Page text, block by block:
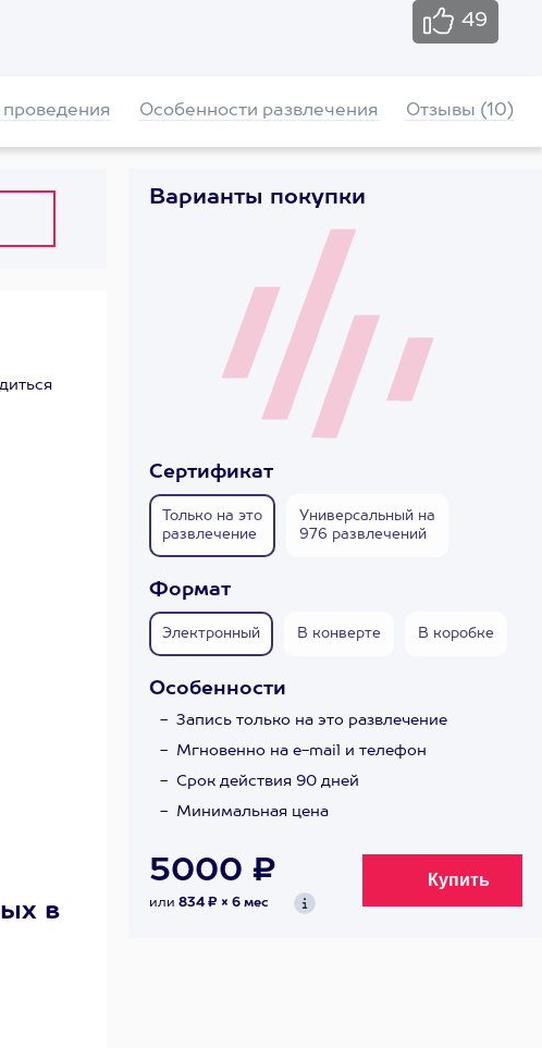
49
Особенности развлечения Отзывы (10)
в
Варианты покупки
Сертификат
Только на это
развлечение
Универсальный на
976 развлечений
Формат
Электронный В конверте В коробке
Особенности
Запись только на это развлечение
Мгновенно на e-mail и телефон
Срок действия 90 дней
Минимальная цена
5000 ₽
или 834 ₽ × 6 мес